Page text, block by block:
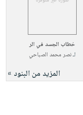
خطاب الجسد في الر
لـنصر محمد الصباحي
المزيد من البنود »